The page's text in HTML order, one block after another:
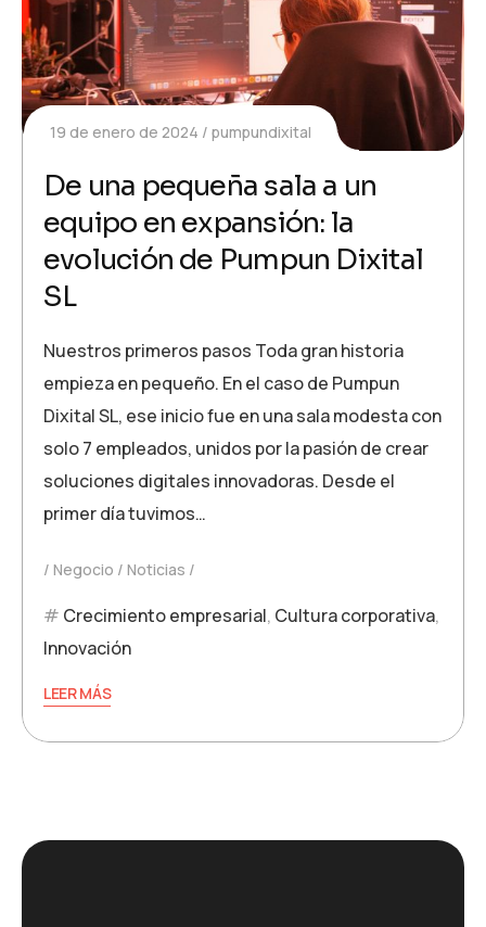
19 de enero de 2024 pumpundixital
De una pequeña sala a un
equipo en expansión: la
evolución de Pumpun Dixital
SL
Nuestros primeros pasos Toda gran historia
empieza en pequeño. En el caso de Pumpun
Dixital SL, ese inicio fue en una sala modesta con
solo 7 empleados, unidos por la pasión de crear
soluciones digitales innovadoras. Desde el
primer día tuvimos…
Negocio Noticias
Crecimiento empresarial, Cultura corporativa,
Innovación
LEER MÁS